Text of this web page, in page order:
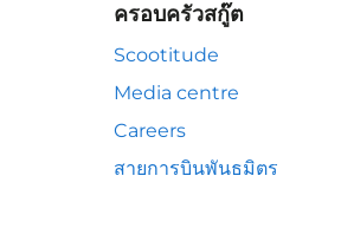
ครอบครัวสกู๊ต
Scootitude
Media centre
Careers
สายการบินพันธมิตร